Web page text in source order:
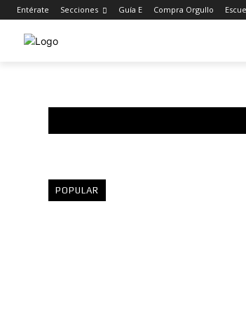
Entérate Secciones Guía E Compra Orgullo
POPULAR